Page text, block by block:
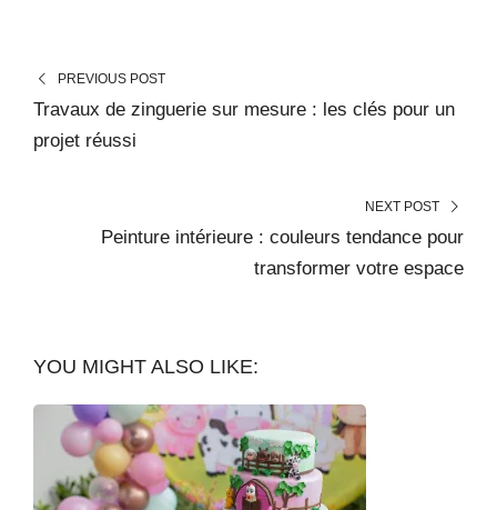
PREVIOUS POST
Travaux de zinguerie sur mesure : les clés pour un
projet réussi
NEXT POST
Peinture intérieure : couleurs tendance pour
transformer votre espace
YOU MIGHT ALSO LIKE: